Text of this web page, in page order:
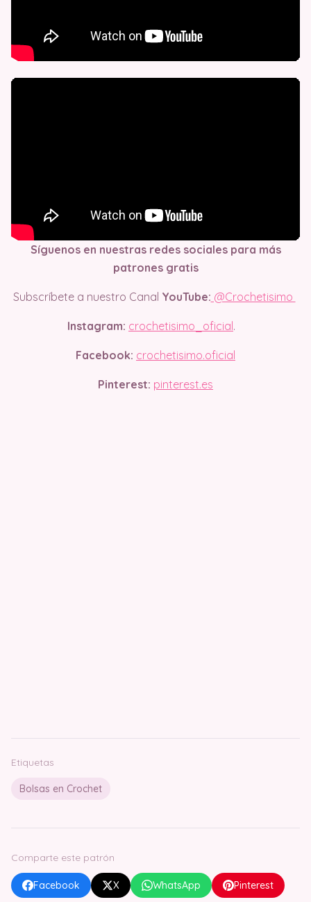
Síguenos en nuestras redes sociales para más
patrones gratis
Subscríbete a nuestro Canal YouTube: @Crochetisimo
Instagram: crochetisimo_oficial .
Facebook: crochetisimo.oficial
Pinterest: pinterest.es
Etiquetas
Bolsas en Crochet
Comparte este patrón
Facebook X WhatsApp Pinterest